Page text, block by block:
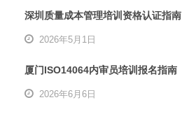
深圳质量成本管理培训资格认证指南
2026年5月1日
厦门ISO14064内审员培训报名指南
2026年6月6日